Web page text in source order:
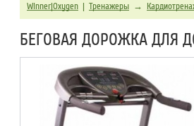
Winner|Oxygen | Тренажеры →
БЕГОВАЯ ДОРОЖКА ДЛЯ